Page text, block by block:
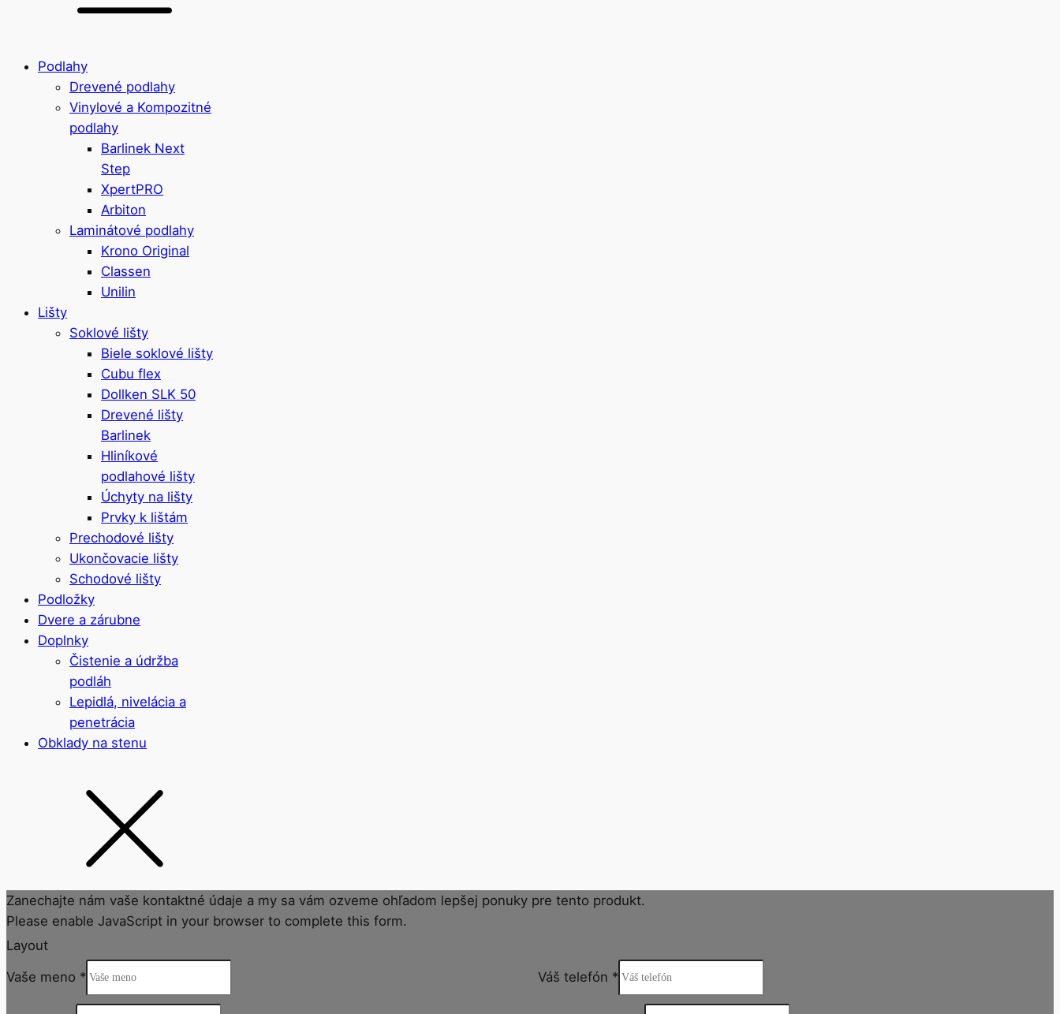
Podlahy
Drevené podlahy
Vinylové a Kompozitné
podlahy
Barlinek Next
Step
XpertPRO
Arbiton
Laminátové podlahy
Krono Original
Classen
Unilin
Lišty
Soklové lišty
Biele soklové lišty
Cubu flex
Dollken SLK 50
Drevené lišty
Barlinek
Hliníkové
podlahové lišty
Úchyty na lišty
Prvky k lištám
Prechodové lišty
Ukončovacie lišty
Schodové lišty
Podložky
Dvere a zárubne
Doplnky
Čistenie a údržba
podláh
Lepidlá, nivelácia a
penetrácia
Obklady na stenu
Zanechajte nám vaše kontaktné údaje a my sa vám ozveme ohľadom lepšej ponuky pre tento produkt.
Please enable JavaScript in your browser to complete this form.
Layout
Vaše meno * Váš telefón *